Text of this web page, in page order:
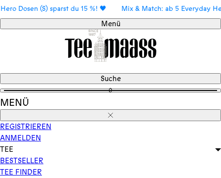
Direkt
zum
Inhalt
(S) sparst du 15 %! 🖤 Mix & Match: ab 5 Everyday Hero
Menü
Suche
0
MENÜ
Schließen
REGISTRIEREN
ANMELDEN
TEE
BESTSELLER
TEE FINDER